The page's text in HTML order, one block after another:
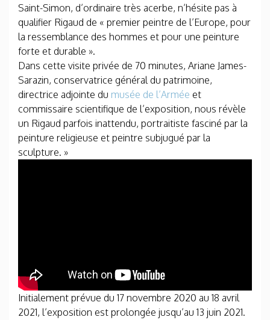
Saint-Simon, d’ordinaire très acerbe, n’hésite pas à
qualifier Rigaud de « premier peintre de l’Europe, pour
la ressemblance des hommes et pour une peinture
forte et durable ».
Dans cette visite privée de 70 minutes, Ariane James-
Sarazin, conservatrice général du patrimoine,
directrice adjointe du musée de l’Armée et
commissaire scientifique de l’exposition, nous révèle
un Rigaud parfois inattendu, portraitiste fasciné par la
peinture religieuse et peintre subjugué par la
sculpture. »
Initialement prévue du 17 novembre 2020 au 18 avril
2021, l’exposition est prolongée jusqu’au 13 juin 2021.